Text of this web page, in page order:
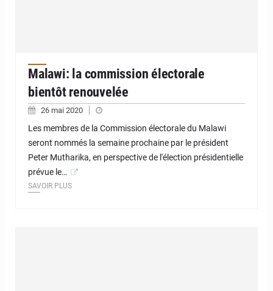
Malawi: la commission électorale
bientôt renouvelée
26 mai 2020
Les membres de la Commission électorale du Malawi
seront nommés la semaine prochaine par le président
Peter Mutharika, en perspective de l'élection présidentielle
prévue le…
SAVOIR PLUS